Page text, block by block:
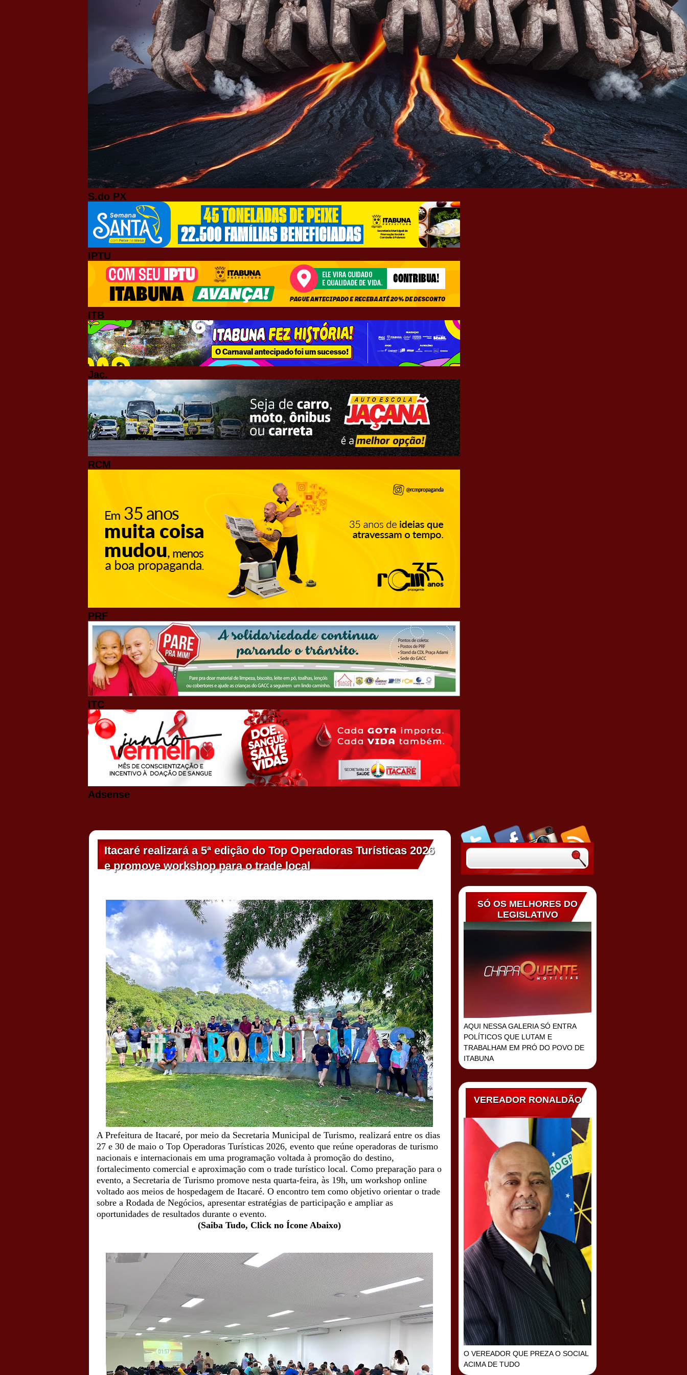
S.do PX
IPTU
ITB
Jaç.
RCM
PRF
ITC
Adsense
Itacaré realizará a 5ª edição do Top Operadoras Turísticas 2026
e promove workshop para o trade local
A Prefeitura de Itacaré, por meio da Secretaria Municipal de Turismo, realizará entre os dias
27 e 30 de maio o Top Operadoras Turísticas 2026, evento que reúne operadoras de turismo
nacionais e internacionais em uma programação voltada à promoção do destino,
fortalecimento comercial e aproximação com o trade turístico local. Como preparação para o
evento, a Secretaria de Turismo promove nesta quarta-feira, às 19h, um workshop online
voltado aos meios de hospedagem de Itacaré. O encontro tem como objetivo orientar o trade
sobre a Rodada de Negócios, apresentar estratégias de participação e ampliar as
oportunidades de resultados durante o evento.
(Saiba Tudo, Click no Ícone Abaixo)
SÓ OS MELHORES DO
LEGISLATIVO
AQUI NESSA GALERIA SÓ ENTRA
POLÍTICOS QUE LUTAM E
TRABALHAM EM PRÓ DO POVO DE
ITABUNA
VEREADOR RONALDÃO
O VEREADOR QUE PREZA O SOCIAL
ACIMA DE TUDO